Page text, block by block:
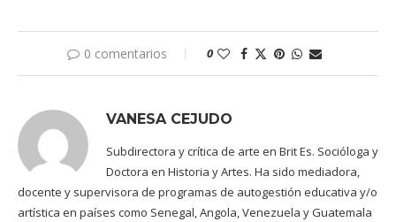
0 comentarios 0
VANESA CEJUDO
Subdirectora y crítica de arte en Brit Es. Socióloga y
Doctora en Historia y Artes. Ha sido mediadora,
docente y supervisora de programas de autogestión educativa y/o
artística en países como Senegal, Angola, Venezuela y Guatemala